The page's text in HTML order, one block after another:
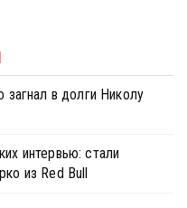
в долги Николу
интервью: стали
из Red Bull